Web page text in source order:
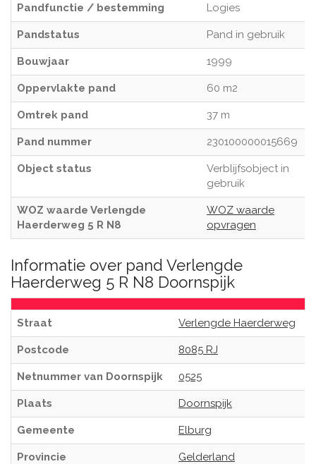
Pandfunctie / bestemming Logies
Pandstatus Pand in gebruik
Bouwjaar 1999
Oppervlakte pand 60 m2
Omtrek pand 37 m
Pand nummer 230100000015669
Object status
Verblijfsobject in
gebruik
WOZ waarde Verlengde
Haerderweg 5 R N8
WOZ waarde
opvragen
Informatie over pand Verlengde
Haerderweg 5 R N8 Doornspijk
Straat Verlengde Haerderweg
Postcode 8085 RJ
Netnummer van Doornspijk 0525
Plaats Doornspijk
Gemeente Elburg
Provincie Gelderland